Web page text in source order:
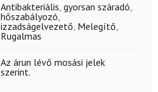
Antibakteriális, gyorsan száradó,
hőszabályozó,
izzadságelvezető, Melegítő,
Rugalmas
Az árun lévő mosási jelek
szerint.